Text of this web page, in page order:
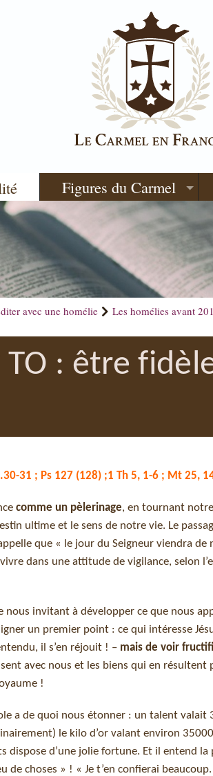
Figures du Carmel
avec une homélie Les homélies avant
: être
31 ; Ps 127 (128) ;1 Th 5, 1-6 ; Mt 25,
comme un pèlerinage, en tournant notre
ultime et le sens de notre vie. Le
que « le jour du Seigneur viendra de
dans une attitude de vigilance, selon
invitant à développer ce que nous
un premier point : ce qui intéresse
il s’en réjouit ! – mais de voir
avec nous et les biens qui en résultent
!
a de quoi nous étonner : un talent valait
le kilo d’or valant environ
d’une jolie fortune. Et il entend la
de choses » ! « Je t’en confierai